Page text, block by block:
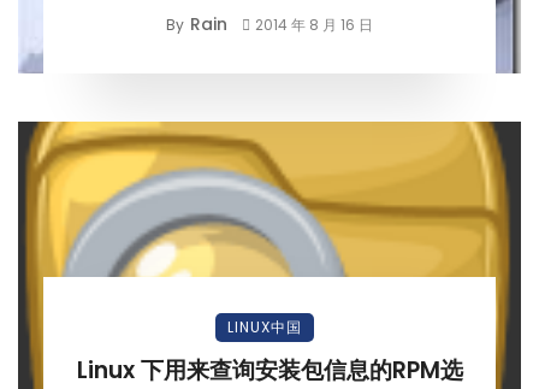
By Rain 2014 年 8 月 16 日
LINUX中国
Linux 下用来查询安装包信息的RPM选